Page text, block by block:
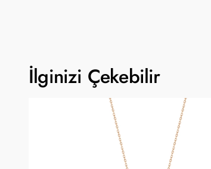
İlginizi Çekebilir